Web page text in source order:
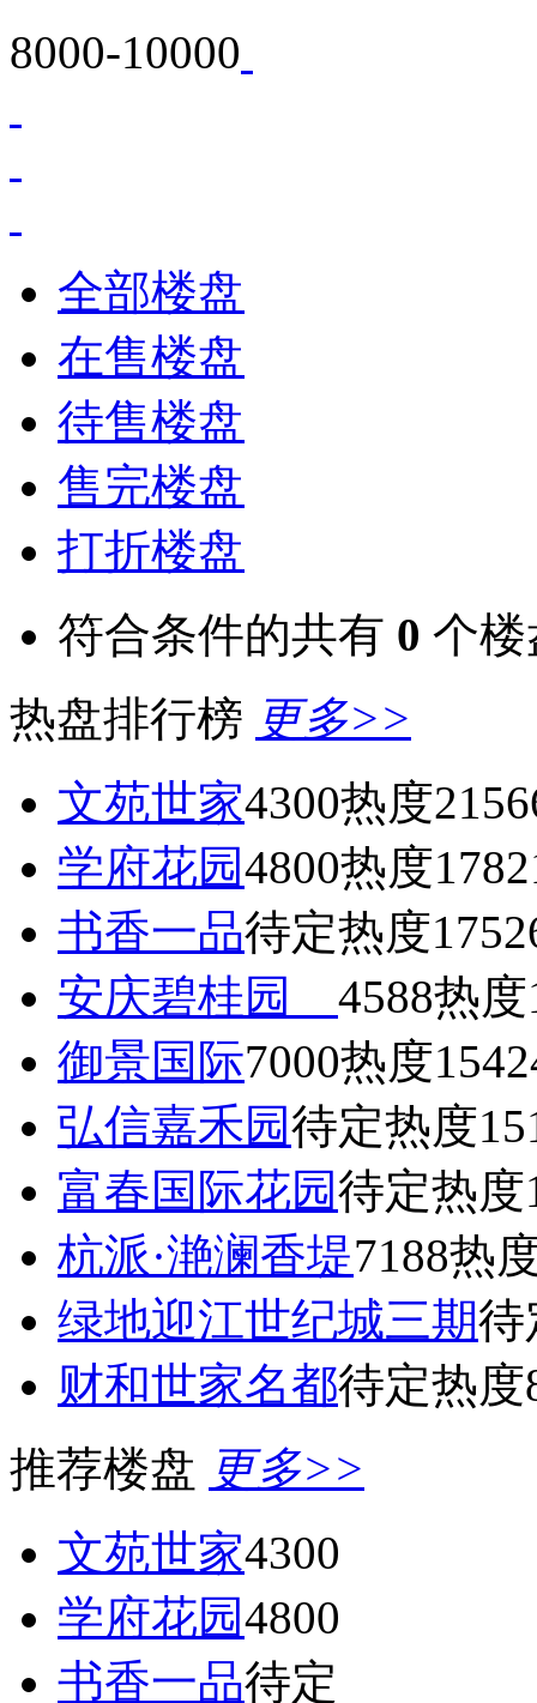
8000-10000
全部楼盘
在售楼盘
待售楼盘
售完楼盘
打折楼盘
符合条件的共有 0 个楼
热盘排行榜 更多>>
文苑世家4300热度
学府花园4800热度
书香一品待定热度
安庆碧桂园 4588热度
御景国际7000热度
弘信嘉禾园待定热度
富春国际花园待定热度
杭派·滟澜香堤7188热
绿地迎江世纪城三期待
财和世家名都待定热度
推荐楼盘 更多>>
文苑世家4300
学府花园4800
书香一品待定